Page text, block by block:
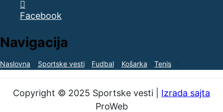
Facebook
Navigacija
Naslovna Sportske vesti Fudbal Košarka Tenis
Copyright © 2025 Sportske vesti | Izrada sajta
ProWeb